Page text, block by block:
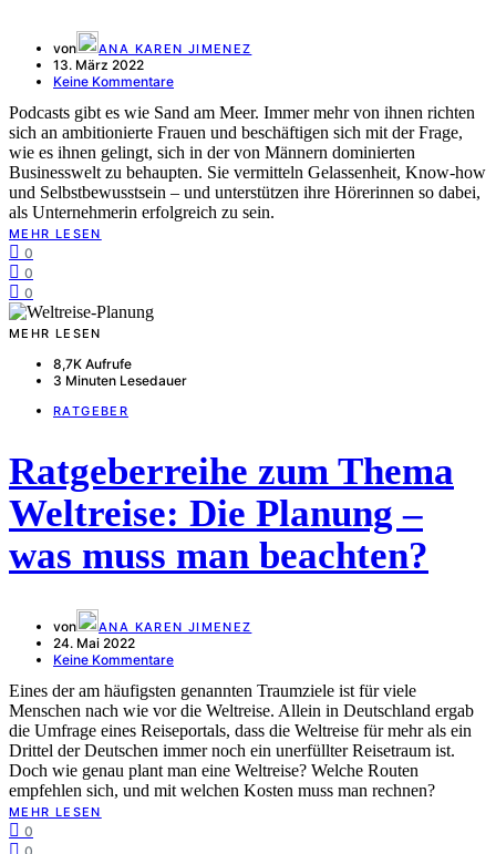
von ANA KAREN JIMENEZ
13. März 2022
Keine Kommentare
Podcasts gibt es wie Sand am Meer. Immer mehr von ihnen richten
sich an ambitionierte Frauen und beschäftigen sich mit der Frage,
wie es ihnen gelingt, sich in der von Männern dominierten
Businesswelt zu behaupten. Sie vermitteln Gelassenheit, Know-how
und Selbstbewusstsein – und unterstützen ihre Hörerinnen so dabei,
als Unternehmerin erfolgreich zu sein.
MEHR LESEN
0
0
0
MEHR LESEN
8,7K Aufrufe
3 Minuten Lesedauer
RATGEBER
Ratgeberreihe zum Thema
Weltreise: Die Planung –
was muss man beachten?
von ANA KAREN JIMENEZ
24. Mai 2022
Keine Kommentare
Eines der am häufigsten genannten Traumziele ist für viele
Menschen nach wie vor die Weltreise. Allein in Deutschland ergab
die Umfrage eines Reiseportals, dass die Weltreise für mehr als ein
Drittel der Deutschen immer noch ein unerfüllter Reisetraum ist.
Doch wie genau plant man eine Weltreise? Welche Routen
empfehlen sich, und mit welchen Kosten muss man rechnen?
MEHR LESEN
0